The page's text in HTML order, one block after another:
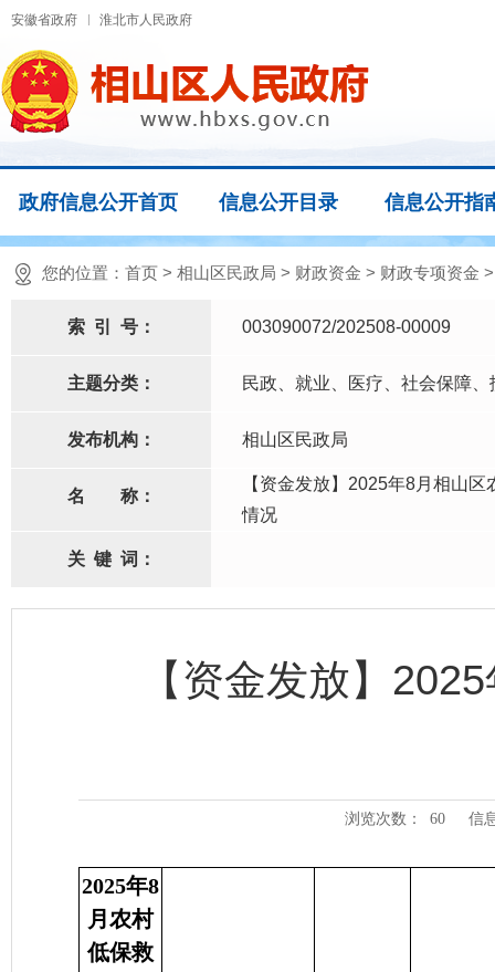
安徽省政府 淮北市人民政府
政府信息公开首页 信息公开目录 信息公开指
您的位置： 首页 > 相山区民政局 > 财政资金 > 财政专项资金
索 引 号： 003090072/202508-00009
主题分类： 民政、就业、医疗、社会保障、
发布机构： 相山区民政局
名 称：
【资金发放】2025年8月相山区
情况
关 键 词：
【资金发放】
浏览次数： 60 信
2025年8
月农村
低保救